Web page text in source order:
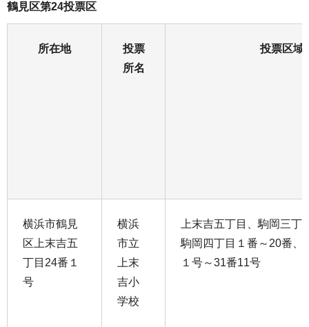
鶴見区第24投票区
所在地
投票
所名
投票区域
横浜市鶴見
区上末吉五
丁目24番１
号
横浜
市立
上末
吉小
学校
上末吉五丁目、駒岡三丁
駒岡四丁目１番～20番、
１号～31番11号